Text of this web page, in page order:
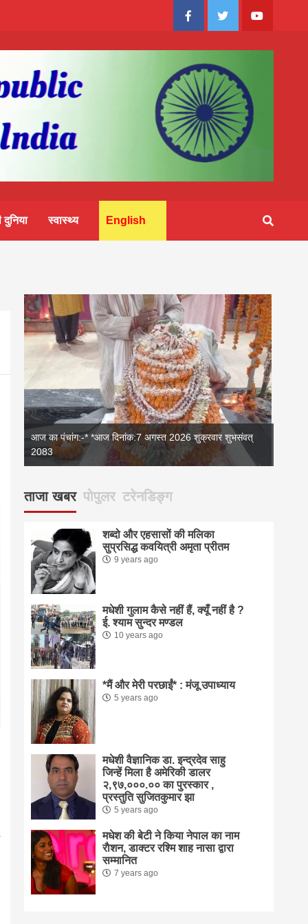
FacebookTwitter Youtube
स्वास्थ्य English
आज का पंचांग:-* *आज दिनांक:7 अगस्त 2026 शुक्रवार शुभसंवत्
2083
ताजा खबर पोपुलर टरेनडिङ्ग
शब्दो और एहसासों की मलिका
सुप्रसिद्ध कवयित्री अमृता प्रीतम
9 years ago
मधेशी गुलाम कैसे नहीं हैं, क्यूँ नहीं है ?
ई. श्याम सुन्दर मण्डल
10 years ago
*मैं और मेरी परछाईं* : मंजू उपाध्याय
5 years ago
मधेशी वैज्ञानिक डा. इन्द्रदेव साहु
जिन्हें मिला है अमेरिकी डालर
२,९७,०००.०० का पुरस्कार ,
प्रस्तुति सुजितकुमार झा
5 years ago
मधेश की बेटी ने किया नेपाल का नाम
राैशन, डाक्टर रश्मि शाह नासा द्वारा
सम्मानित
7 years ago